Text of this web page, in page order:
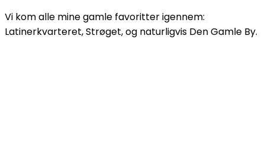
Vi kom alle mine gamle favoritter igennem:
Latinerkvarteret, Strøget, og naturligvis Den Gamle By.